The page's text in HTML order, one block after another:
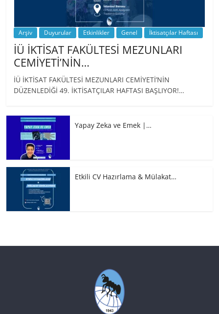
Arşiv Duyurular Etkinlikler Genel İktisatçılar Haftası
İÜ İKTİSAT FAKÜLTESİ MEZUNLARI
CEMİYETİ’NİN…
İÜ İKTİSAT FAKÜLTESİ MEZUNLARI CEMİYETİ’NİN
DÜZENLEDİĞİ 49. İKTİSATÇILAR HAFTASI BAŞLIYOR!…
Yapay Zeka ve Emek |…
Etkili CV Hazırlama & Mülakat…